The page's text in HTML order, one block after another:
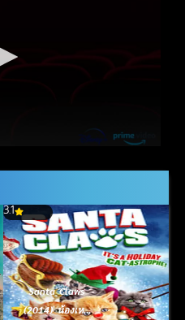
3.1
Santa Claws
(2014) น้องเหมี